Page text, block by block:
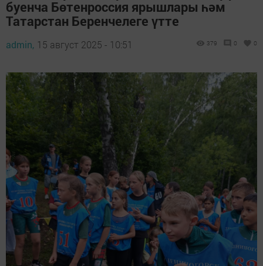
буенча Бөтенроссия ярышлары һәм
Татарстан Беренчелеге үтте
admin, 15 август 2025 - 10:51 379 0 0